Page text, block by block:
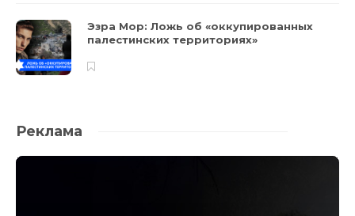
Эзра Мор: Ложь об «оккупированных
палестинских территориях»
Реклама